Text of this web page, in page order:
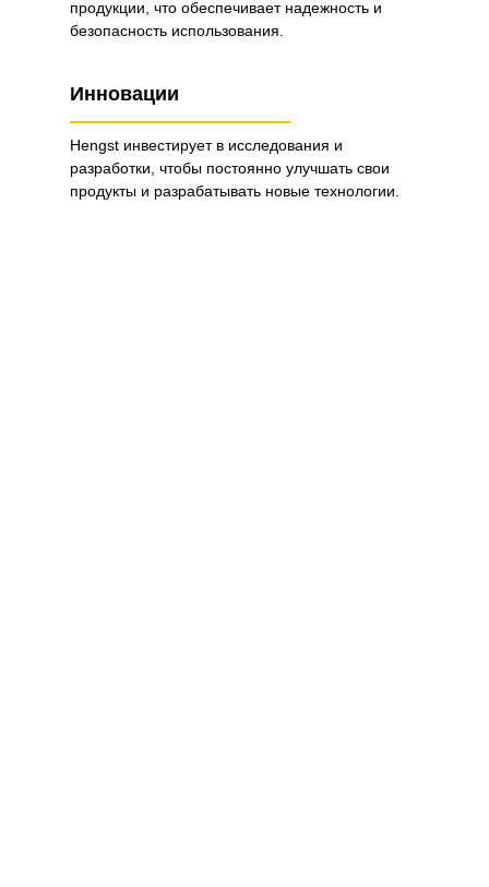
Инновации
продукции, что обеспечивает надежность и
безопасность использования.
Hengst инвестирует в исследования и
разработки, чтобы постоянно улучшать свои
продукты и разрабатывать новые технологии.